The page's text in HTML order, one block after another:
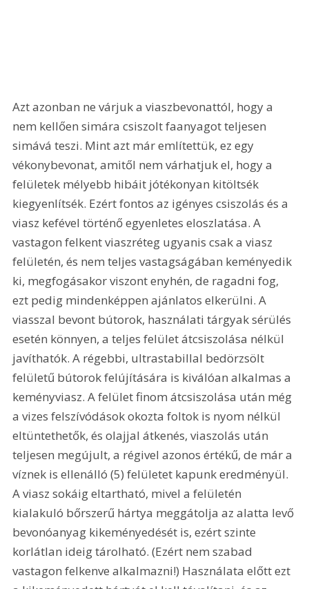
Azt azonban ne várjuk a viaszbevonattól, hogy a
nem kellően simára csiszolt faanyagot teljesen
simává teszi. Mint azt már említettük, ez egy
vékonybevonat, amitől nem várhatjuk el, hogy a
felületek mélyebb hibáit jótékonyan kitöltsék
kiegyenlítsék. Ezért fontos az igényes csiszolás és a
viasz kefével történő egyenletes eloszlatása. A
vastagon felkent viaszréteg ugyanis csak a viasz
felületén, és nem teljes vastagságában keményedik
ki, megfogásakor viszont enyhén, de ragadni fog,
ezt pedig mindenképpen ajánlatos elkerülni. A
viasszal bevont bútorok, használati tárgyak sérülés
esetén könnyen, a teljes felület átcsiszolása nélkül
javíthatók. A régebbi, ultrastabillal bedörzsölt
felületű bútorok felújítására is kiválóan alkalmas a
keményviasz. A felület finom átcsiszolása után még
a vizes felszívódások okozta foltok is nyom nélkül
eltüntethetők, és olajjal átkenés, viaszolás után
teljesen megújult, a régivel azonos értékű, de már a
víznek is ellenálló (5) felületet kapunk eredményül.
A viasz sokáig eltartható, mivel a felületén
kialakuló bőrszerű hártya meggátolja az alatta levő
bevonóanyag kikeményedését is, ezért szinte
korlátlan ideig tárolható. (Ezért nem szabad
vastagon felkenve alkalmazni!) Használata előtt ezt